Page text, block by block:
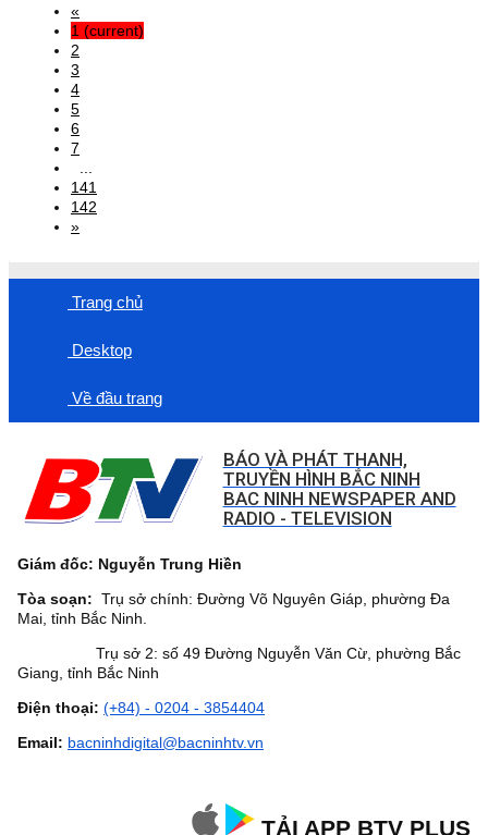
«
1 (current)
2
3
4
5
6
7
141
142
»
Trang chủ
Desktop
Về đầu trang
BÁO VÀ PHÁT THANH,
TRUYỀN HÌNH BẮC NINH
BAC NINH NEWSPAPER AND
RADIO - TELEVISION
Giám đốc: Nguyễn Trung Hiền
Tòa soạn: Trụ sở chính: Đường Võ Nguyên Giáp, phường Đa
Mai, tỉnh Bắc Ninh.
Trụ sở 2: số 49 Đường Nguyễn Văn Cừ, phường Bắc
Giang, tỉnh Bắc Ninh
Điện thoại: (+84) - 0204 - 3854404
Email: bacninhdigital@bacninhtv.vn
TẢI APP BTV PLUS